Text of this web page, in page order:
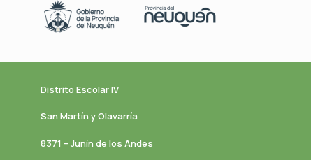
Distrito Escolar IV
San Martín y Olavarría
8371 – Junín de los Andes